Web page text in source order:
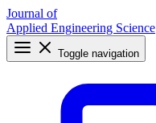
Journal of
Applied Engineering Science
Toggle navigation